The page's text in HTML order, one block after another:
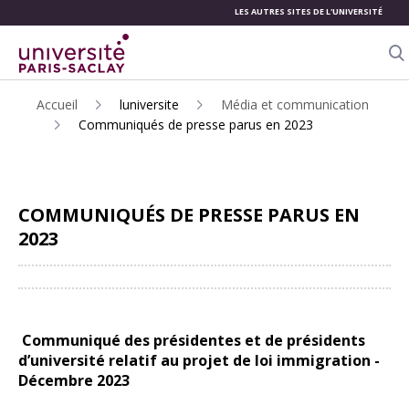
CONTENU
PRINCIPAL
LES AUTRES SITES DE L'UNIVERSITÉ
Accueil luniversite
Média et communication
Communiqués de presse parus en 2023
COMMUNIQUÉS DE PRESSE PARUS EN
2023
Communiqué des présidentes et de présidents
d’université relatif au projet de loi immigration -
Décembre 2023